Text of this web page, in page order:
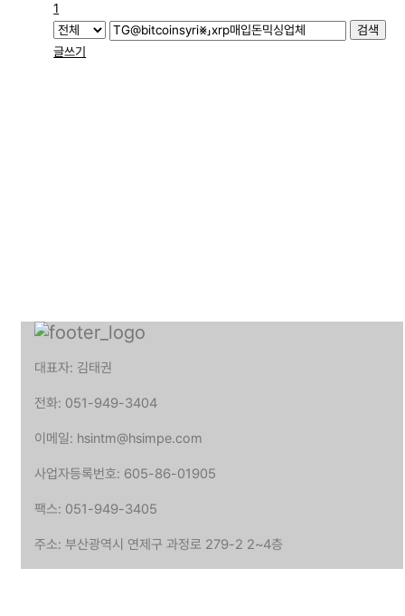
1
검색
글쓰기
대표자: 김태권
전화: 051-949-3404
이메일: hsintm@hsimpe.com
사업자등록번호: 605-86-01905
팩스: 051-949-3405
주소: 부산광역시 연제구 과정로 279-2 2~4층